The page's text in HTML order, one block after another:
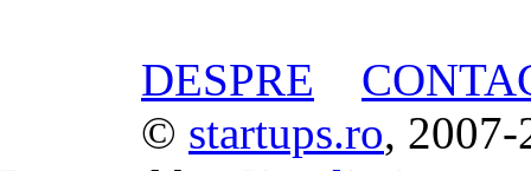
DESPRE
© startups.ro, 2007-